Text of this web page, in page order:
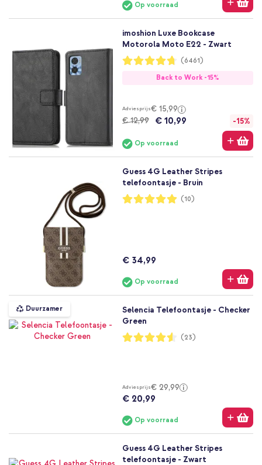
Op voorraad
Back to Work -15%
imoshion Luxe Bookcase
Motorola Moto E22 - Zwart
Waardering:
94%
(6461)
Adviesprijs€ 15,99
€ 12,99
€ 10,99 -15%
Op voorraad
Guess 4G Leather Stripes
telefoontasje - Bruin
Waardering:
100%
(10)
€ 34,99
Op voorraad
Duurzamer
Selencia Telefoontasje - Checker
Green
Waardering:
91%
(23)
Adviesprijs€ 29,99
€ 20,99
Op voorraad
Guess 4G Leather Stripes
telefoontasje - Zwart